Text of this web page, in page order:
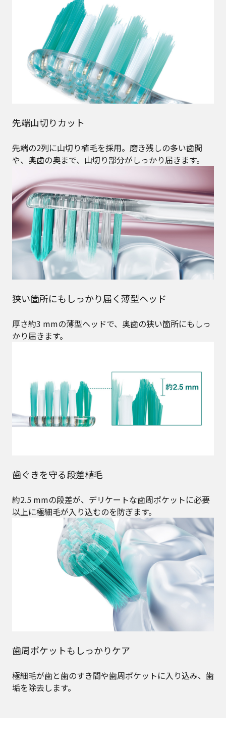
先端山切りカット
先端の2列に山切り植毛を採用。磨き残しの多い歯間
や、奥歯の奥まで、山切り部分がしっかり届きます。
狭い箇所にもしっかり届く薄型ヘッド
厚さ約3 mmの薄型ヘッドで、奥歯の狭い箇所にもしっ
かり届きます。
歯ぐきを守る段差植毛
約2.5 mmの段差が、デリケートな歯周ポケットに必要
以上に極細毛が入り込むのを防ぎます。
歯周ポケットもしっかりケア
極細毛が歯と歯のすき間や歯周ポケットに入り込み、歯
垢を除去します。